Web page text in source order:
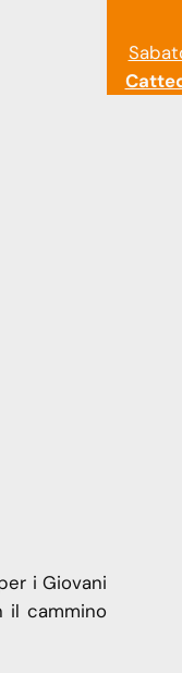
i Giovani
il cammino